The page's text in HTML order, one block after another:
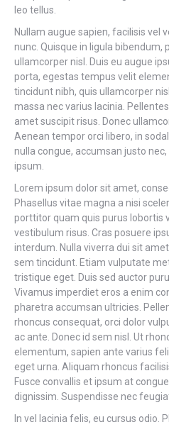
leo tellus.
Nullam augue sapien, facilisis vel
nunc. Quisque in ligula
ullamcorper nisl. Duis eu augue
porta, egestas tempus velit
tincidunt nibh, quis ullamcorper
massa nec varius lacinia.
amet suscipit risus. Donec
Aenean tempor orci libero, in
nulla congue, accumsan justo
ipsum.
Lorem ipsum dolor sit amet,
Phasellus vitae magna a nisi
porttitor quam quis purus lobortis
vestibulum risus. Cras posuere
interdum. Nulla viverra dui sit
sem tincidunt. Etiam vulputate
tristique eget. Duis sed auctor
Vivamus imperdiet eros a enim
pharetra accumsan ultricies.
rhoncus consequat, orci dolor
ac ante. Donec id sem nisl. Ut
elementum, sapien ante varius
eget urna. Aliquam rhoncus
Fusce convallis et ipsum at
dignissim. Suspendisse nec
In vel lacinia felis, eu cursus odio.